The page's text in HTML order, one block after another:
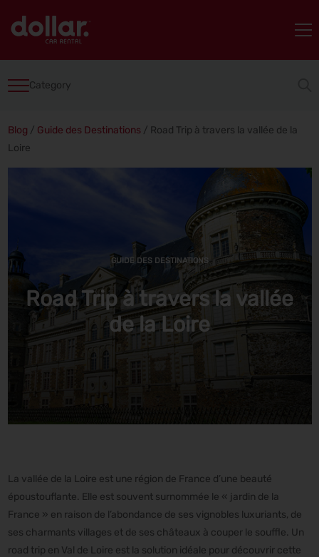
Category
Blog / Guide des Destinations / Road Trip à travers la vallée de la
Loire
GUIDE DES DESTINATIONS
Road Trip à travers la vallée
de la Loire
La vallée de la Loire est une région de France d’une beauté
époustouflante. Elle est souvent surnommée le « jardin de la
France » en raison de l’abondance de ses vignobles luxuriants, de
ses charmants villages et de ses châteaux à couper le souffle. Un
road trip en Val de Loire est la solution idéale pour découvrir cette